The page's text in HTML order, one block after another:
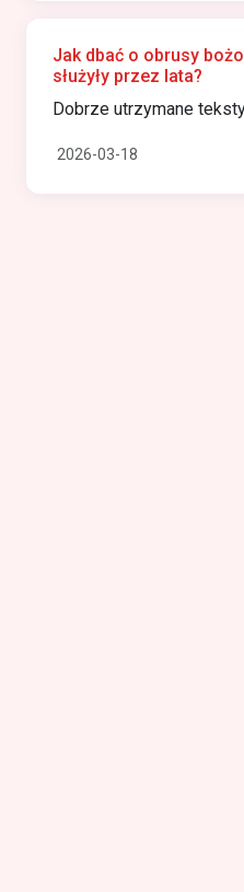
Jak dbać o obrusy
służyły przez lata?
Dobrze utrzymane
2026-03-18